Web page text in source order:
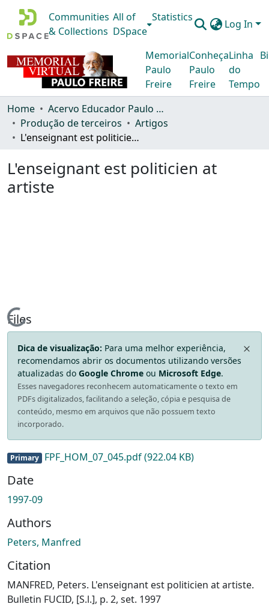
Communities
& Collections
All of
DSpace
Statistics
Log In
Memorial
Paulo
Freire
Conheça
Paulo
Freire
Linha
do
Tempo
Home
Acervo Educador Paulo Freire
Produção de terceiros
Artigos
L'enseignant est politicien at artiste
L'enseignant est politicien at
artiste
Loading...
Files
Dica de visualização: Para uma melhor experiência,
recomendamos abrir os documentos utilizando versões
atualizadas do Google Chrome ou Microsoft Edge.
Esses navegadores reconhecem automaticamente o texto em
PDFs digitalizados, facilitando a seleção, cópia e pesquisa de
conteúdo, mesmo em arquivos que não possuem texto
incorporado.
Primary FPF_HOM_07_045.pdf(922.04 KB)
Date
1997-09
Authors
Peters, Manfred
Citation
MANFRED, Peters. L'enseignant est politicien at artiste.
Bulletin FUCID, [S.l.], p. 2, set. 1997